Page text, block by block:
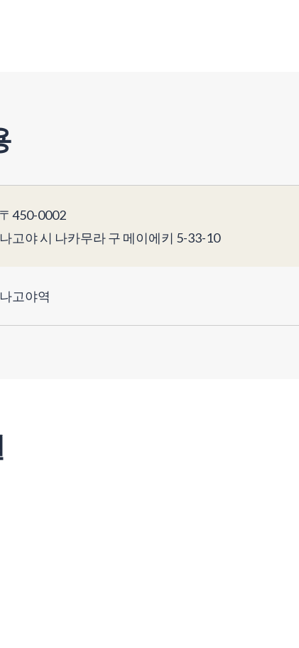
〒450-0002
나고야 시 나카무라 구 메이에키 5-33-10
나고야역